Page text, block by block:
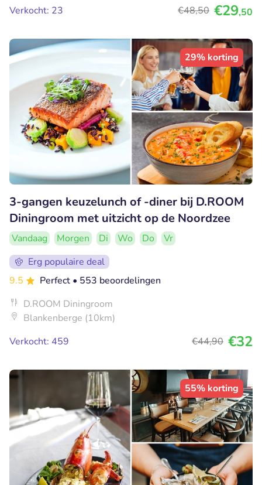
Verkocht: 23
€48,50 €29,50
29% korting
3-gangen keuzelunch of -diner bij D.ROOM
Diningroom met uitzicht op de Noordzee
Vandaag Morgen Di Wo Do
Vr
Erg populaire deal
9.5
Perfect • 553 beoordelingen
D.ROOM Diningroom
Blankenberge (10km)
Verkocht: 459
€44,90 €32
55% korting